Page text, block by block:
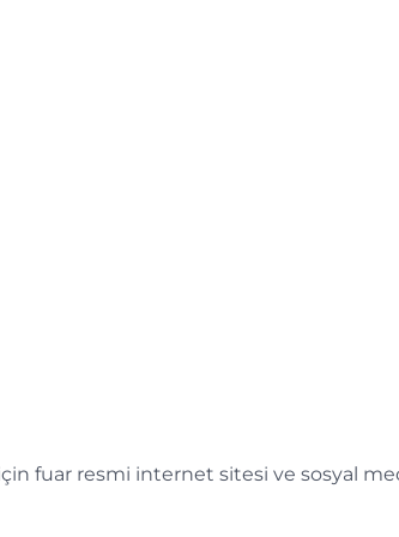
için fuar resmi internet sitesi ve sosyal